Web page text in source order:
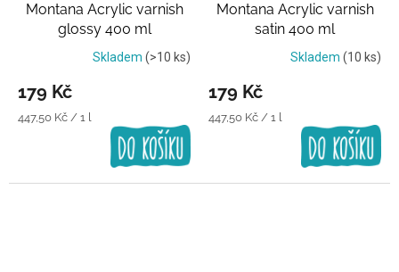
Montana Acrylic varnish
glossy 400 ml
Transparentní lak
Skladem (>10 ks)
179 Kč
Měrná
447,50 Kč / 1 l
Montana Acrylic varnish
satin 400 ml
Transparentní lak
Skladem (10 ks)
179 Kč
Měrná
447,50 Kč / 1 l